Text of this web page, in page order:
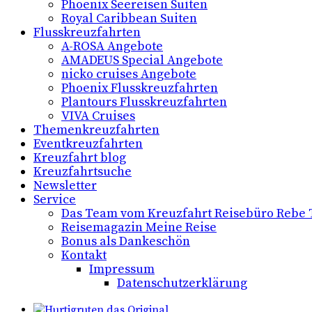
Phoenix Seereisen Suiten
Royal Caribbean Suiten
Flusskreuzfahrten
A-ROSA Angebote
AMADEUS Special Angebote
nicko cruises Angebote
Phoenix Flusskreuzfahrten
Plantours Flusskreuzfahrten
VIVA Cruises
Themenkreuzfahrten
Eventkreuzfahrten
Kreuzfahrt blog
Kreuzfahrtsuche
Newsletter
Service
Das Team vom Kreuzfahrt Reisebüro
Reisemagazin Meine Reise
Bonus als Dankeschön
Kontakt
Impressum
Datenschutzerklärung